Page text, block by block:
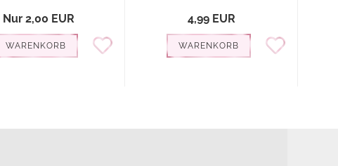
Nur 2,00 EUR
WARENKORB
4,99 EUR
WARENKORB